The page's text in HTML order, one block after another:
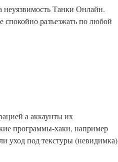
Танки Онлайн.
разъезжать по любой
а аккаунты их
программы-хаки, например
уход под текстуры (невидимка)